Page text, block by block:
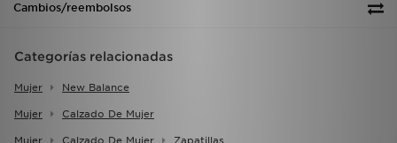
Cambios/reembolsos
Categorías relacionadas
Mujer New Balance
Mujer Calzado De Mujer